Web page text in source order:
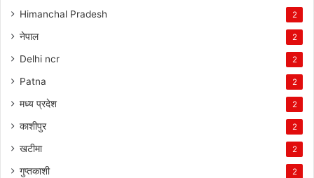
Himanchal Pradesh 2
नेपाल 2
Delhi ncr 2
Patna 2
मध्य प्रदेश 2
काशीपुर 2
खटीमा 2
गुप्तकाशी 2